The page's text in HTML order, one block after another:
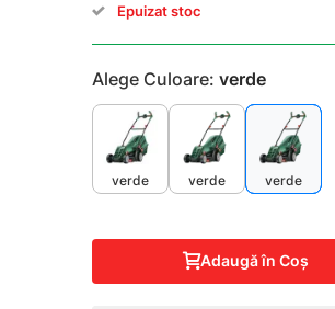
Epuizat stoc
Alege Culoare: verde
verde verde verde
Adaugă în Coş